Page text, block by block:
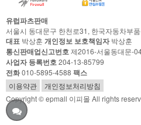
유럽파츠판매
서울시 동대문구 한천로31, 한국자동차부
대표 박상훈 개인정보 보호책임자박상훈
통신판매업신고번호제2016-서울동대문-
사업자 등록번호204-13-85799
전화010-5895-4588 팩스
이용약관
개인정보처리방침
Copyright © epmall 이피몰 All rights